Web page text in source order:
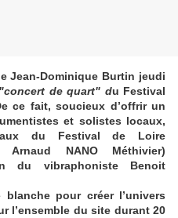
Jean-Dominique Burtin jeudi
"concert de quart" du Festival
ce fait, soucieux d’offrir un
et solistes locaux,
du Festival de Loire
NANO Méthivier)
du vibraphoniste Benoit
blanche pour créer l’univers
l’ensemble du site durant 20